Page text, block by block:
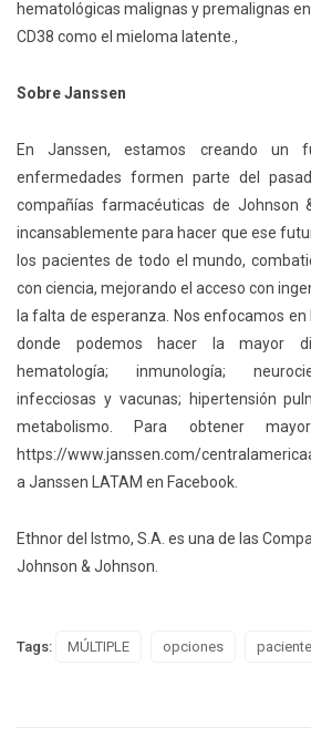
hematológicas malignas y premalignas
CD38 como el mieloma latente.,
Sobre Janssen
En Janssen, estamos creando
enfermedades formen parte del
compañías farmacéuticas de Johnson
incansablemente para hacer que ese
los pacientes de todo el mundo,
con ciencia, mejorando el acceso con
la falta de esperanza. Nos enfocamos
donde podemos hacer la mayor
hematología; inmunología;
infecciosas y vacunas; hipertensión
metabolismo. Para obtener
https://www.janssen.com/
a Janssen LATAM en Facebook.
Ethnor del Istmo, S.A. es una de las
Johnson & Johnson.
Tags: MÚLTIPLE opciones